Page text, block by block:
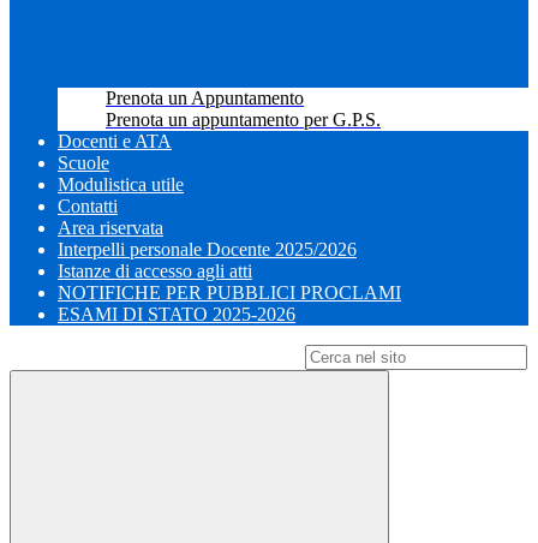
Prenota un Appuntamento
Prenota un appuntamento per G.P.S.
Docenti e ATA
Scuole
Modulistica utile
Contatti
Area riservata
Interpelli personale Docente 2025/2026
Istanze di accesso agli atti
NOTIFICHE PER PUBBLICI PROCLAMI
ESAMI DI STATO 2025-2026